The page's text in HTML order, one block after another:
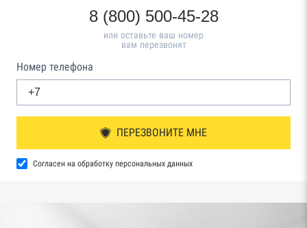
8 (800) 500-45-28
или оставьте ваш номер
вам перезвонят
Номер телефона
ПЕРЕЗВОНИТЕ МНЕ
Согласен на обработку персональных данных